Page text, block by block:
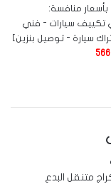
تكييف سيارات - فني
سيارة - توصيل بنزين]
متنقل البدع